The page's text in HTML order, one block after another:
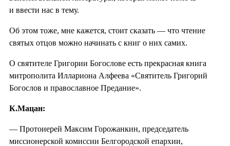
и ввести нас в тему.
Об этом тоже, мне кажется, стоит сказать — что чтение
святых отцов можно начинать с книг о них самих.
О святителе Григории Богослове есть прекрасная книга
митрополита Иллариона Алфеева «Святитель Григорий
Богослов и православное Предание».
К.Мацан:
— Протоиерей Максим Горожанкин, председатель
миссионерской комиссии Белгородской епархии,